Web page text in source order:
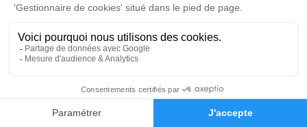
Faire-part Hommages
SCHMUCK.
Un service de plantation d’arbre hommage est
disponible ici.
Je rends hommage